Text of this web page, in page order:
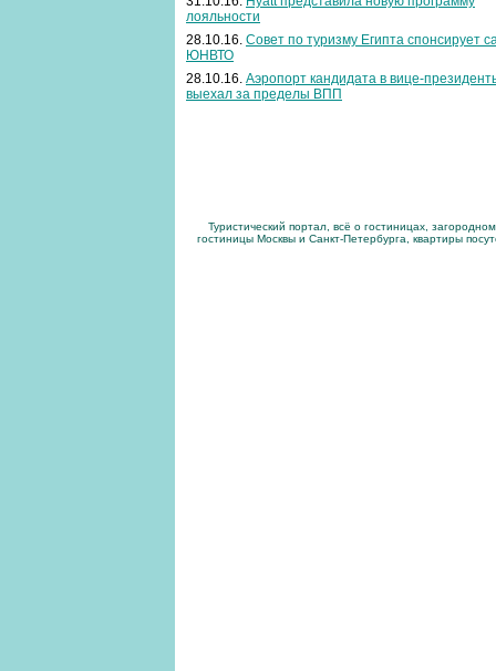
лояльности
28.10.16. Совет по туризму Египта спонсирует
ЮНВТО
28.10.16. Аэропорт кандидата в вице-
выехал за пределы ВПП
Туристический портал, всё о гостиницах,
гостиницы Москвы и Санкт-Петербурга, квартиры